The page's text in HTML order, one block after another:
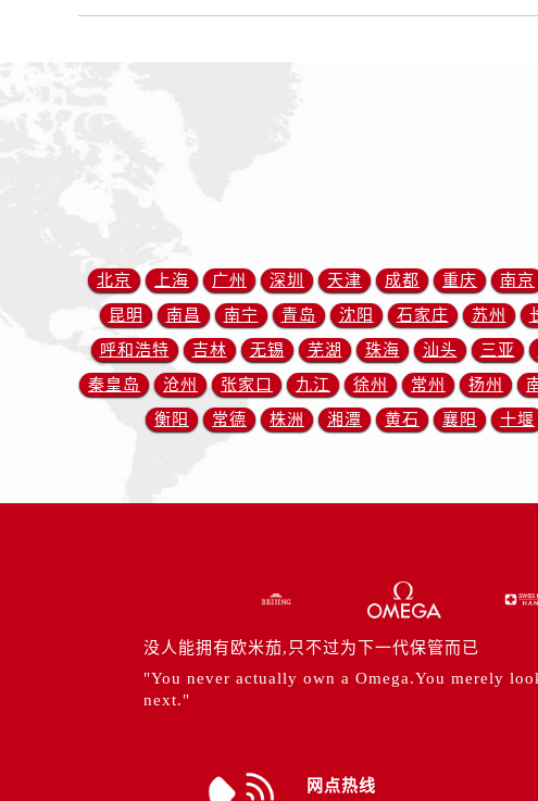
黑龙江省牡丹江市东安区太平路售后服务
黑龙江省齐齐哈尔市龙沙区龙华路售后服
黑龙江省绥化市北林区新华街与康庄路交
黑龙江省伊春市伊美区通河路售后服务中心
吉林省白城市洮北区明仁南街售后服务中心
吉林省白山市浑江区浑江大街售后服务中心
吉林省吉林市船营区河南街售后服务中心（
吉林省辽源市龙山区人民大街售后服务中心
辽宁省鞍山市铁东区站前街售后服务中心（
辽宁省葫芦岛市连山区中央路售后服务中心
北京 上海 广州 深圳 天津 成都 重庆 南京
昆明
南昌 南宁 青岛 沈阳 石家庄 苏州
呼和浩特
吉林 无锡 芜湖 珠海 汕头 三亚
秦皇岛
沧州 张家口 九江 徐州 常州 扬州
衡阳
常德 株洲 湘潭 黄石 襄阳 十堰
没人能拥有欧米茄,只不过为下一代保管而已
"You never actually own a Omega.You merely
next."
网点热线